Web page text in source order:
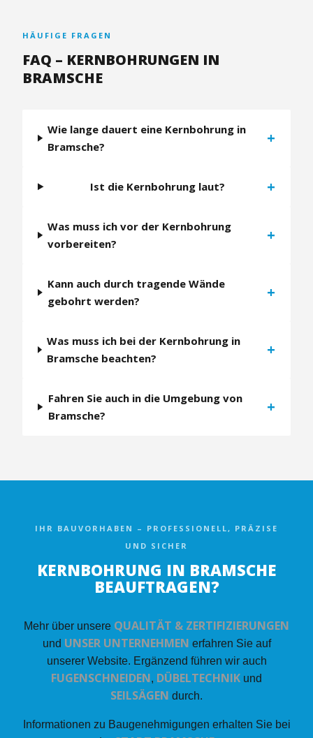
HÄUFIGE FRAGEN
FAQ – KERNBOHRUNGEN IN
BRAMSCHE
Wie lange dauert eine Kernbohrung in
Bramsche?
+
Ist die Kernbohrung laut? +
Was muss ich vor der Kernbohrung
vorbereiten?
+
Kann auch durch tragende Wände
gebohrt werden?
+
Was muss ich bei der Kernbohrung in
Bramsche beachten?
+
Fahren Sie auch in die Umgebung von
Bramsche?
+
IHR BAUVORHABEN – PROFESSIONELL, PRÄZISE
UND SICHER
KERNBOHRUNG IN BRAMSCHE
BEAUFTRAGEN?
Mehr über unsere QUALITÄT & ZERTIFIZIERUNGEN
und UNSER UNTERNEHMEN erfahren Sie auf
unserer Website. Ergänzend führen wir auch
FUGENSCHNEIDEN, DÜBELTECHNIK und
SEILSÄGEN durch.
Informationen zu Baugenehmigungen erhalten Sie bei